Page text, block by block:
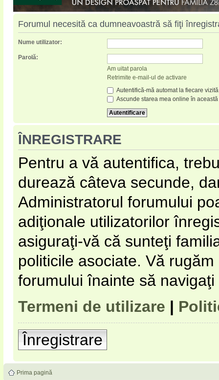
Forumul necesită ca dumneavoastră să fiţi
Nume utilizator:
Parolă:
Am uitat parola
Retrimite e-mail-ul de activare
Autentifică-mă automat la fiecare vizită
Ascunde starea mea online în
ÎNREGISTRARE
Pentru a vă autentifica,
durează câteva secunde,
Administratorul forumului
adiţionale utilizatorilor
asiguraţi-vă că sunteţi
politicile asociate. Vă
forumului înainte să
Termeni de utilizare |
Înregistrare
Prima pagină